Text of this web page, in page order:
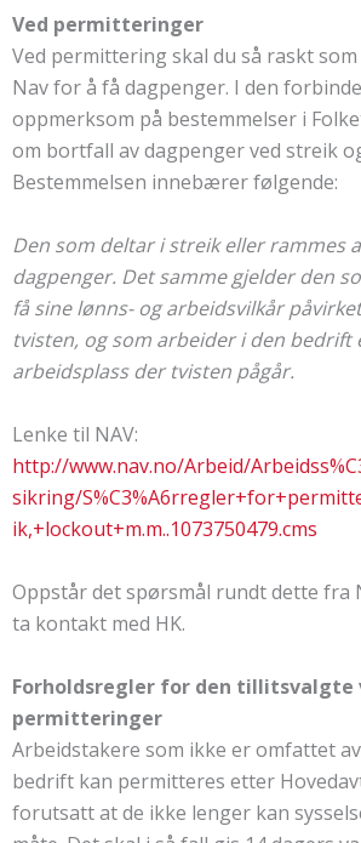
Ved permitteringer
Ved permittering skal du så raskt
Nav for å få dagpenger. I den
oppmerksom på bestemmelser i
om bortfall av dagpenger ved streik
Bestemmelsen innebærer følgende:
Den som deltar i streik eller rammes
dagpenger. Det samme gjelder den
få sine lønns- og arbeidsvilkår
tvisten, og som arbeider i den bedrift
arbeidsplass der tvisten pågår.
Lenke til NAV:
http://www.nav.no/Arbeid/
sikring/
ik,+lockout+m.m..1073750479.cms
Oppstår det spørsmål rundt dette fra
ta kontakt med HK.
Forholdsregler for den tillitsvalgte
permitteringer
Arbeidstakere som ikke er omfattet
bedrift kan permitteres etter
forutsatt at de ikke lenger kan